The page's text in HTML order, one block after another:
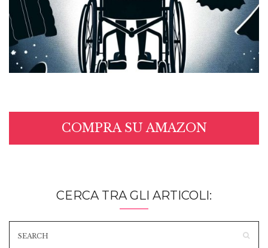
COMPRA SU AMAZON
CERCA TRA GLI ARTICOLI: